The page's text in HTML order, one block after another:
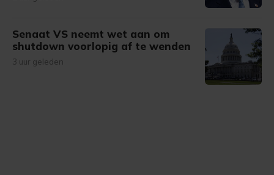
Senaat VS neemt wet aan om
shutdown voorlopig af te wenden
3 uur geleden